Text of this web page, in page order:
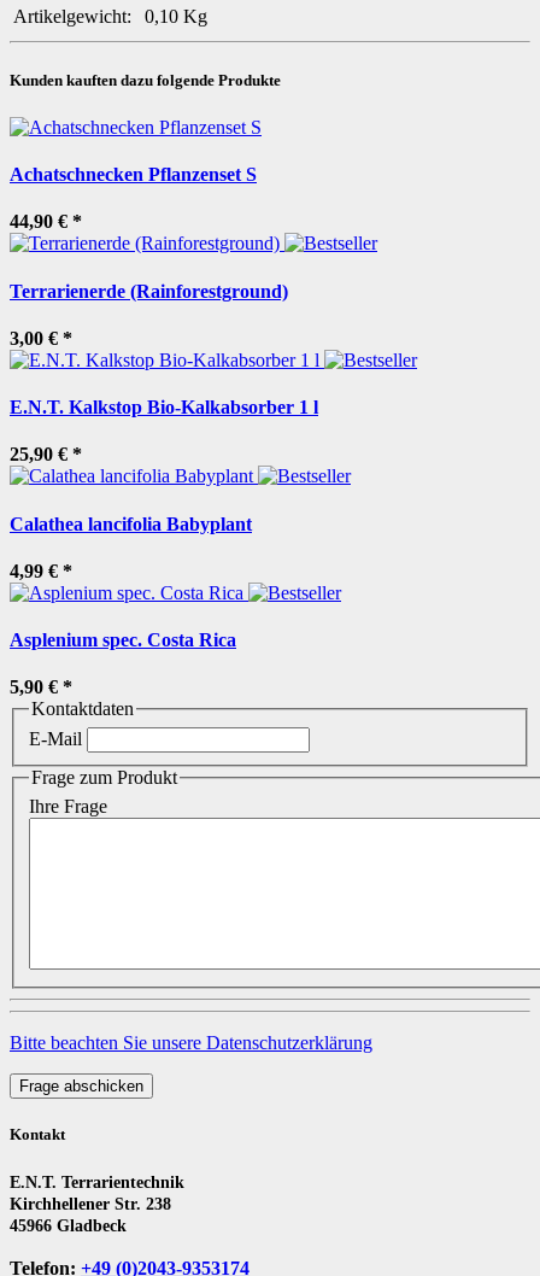
Artikelgewicht:
0,10 Kg
Kunden kauften dazu folgende Produkte
Achatschnecken Pflanzenset S
44,90 € *
Terrarienerde (Rainforestground)
3,00 € *
E.N.T. Kalkstop Bio-Kalkabsorber 1 l
25,90 € *
Calathea lancifolia Babyplant
4,99 € *
Asplenium spec. Costa Rica
5,90 € *
Kontaktdaten
E-Mail
Frage zum Produkt
Ihre Frage
Bitte beachten Sie unsere Datenschutzerklärung
Frage abschicken
Kontakt
E.N.T. Terrarientechnik
Kirchhellener Str. 238
45966 Gladbeck
Telefon: +49 (0)2043-9353174